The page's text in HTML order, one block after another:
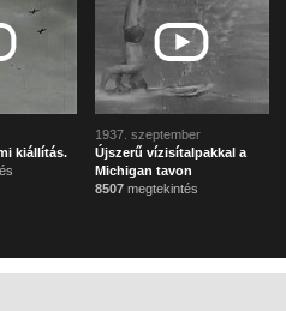
kiállítás.
1937. szeptember
Újszerű vízisítalpakkal a
Michigan tavon
8507megtekintés